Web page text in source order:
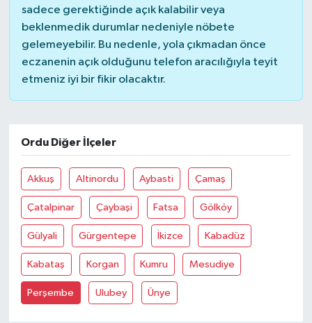
sadece gerektiğinde açık kalabilir veya
beklenmedik durumlar nedeniyle nöbete
gelemeyebilir. Bu nedenle, yola çıkmadan önce
eczanenin açık olduğunu telefon aracılığıyla teyit
etmeniz iyi bir fikir olacaktır.
Ordu Diğer İlçeler
Akkuş Altinordu Aybasti Çamaş
Çatalpinar Çaybaşi Fatsa Gölköy
Gülyali Gürgentepe İkizce Kabadüz
Kabataş Korgan Kumru Mesudiye
Perşembe Ulubey Ünye
ÖZEL HABER
SAĞLIK
ŞİRKET HABERLERİ
SPOR
TEKNOLOJİ
YAŞAM
YEREL
AFYON